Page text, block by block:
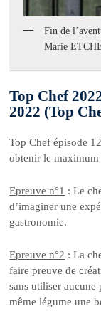
Fin de
Marie
Top Chef
2022 (Top
Top Chef épisode
obtenir le
Epreuve n°1 : Le
d’imaginer une
gastronomie.
Epreuve n°2 : La
faire preuve de
sans utiliser
même légume une